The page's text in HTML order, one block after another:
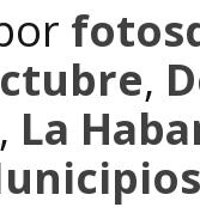
,
, La